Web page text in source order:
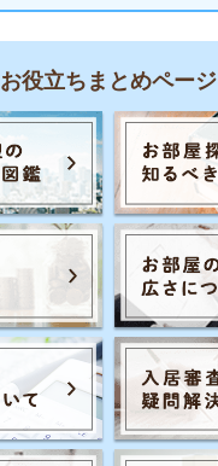
お役立ちまとめページ